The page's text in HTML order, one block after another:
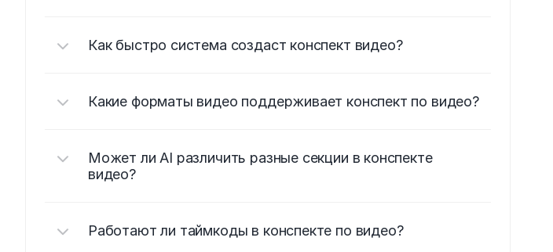
Как быстро система создаст конспект видео?
Какие форматы видео поддерживает конспект по видео?
Может ли AI различить разные секции в конспекте
видео?
Работают ли таймкоды в конспекте по видео?